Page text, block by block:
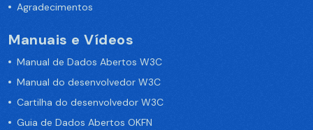
Agradecimentos
Manuais e Vídeos
Manual de Dados Abertos W3C
Manual do desenvolvedor W3C
Cartilha do desenvolvedor W3C
Guia de Dados Abertos OKFN